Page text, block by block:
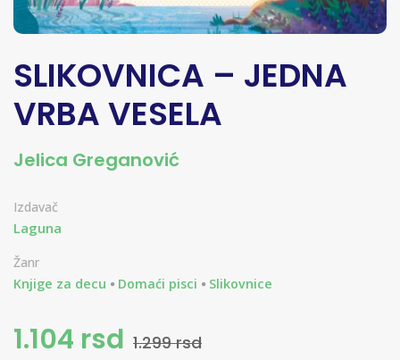
SLIKOVNICA – JEDNA
VRBA VESELA
Jelica Greganović
Izdavač
Laguna
Žanr
Knjige za decu
Domaći pisci Slikovnice
1.104 rsd 1.299 rsd